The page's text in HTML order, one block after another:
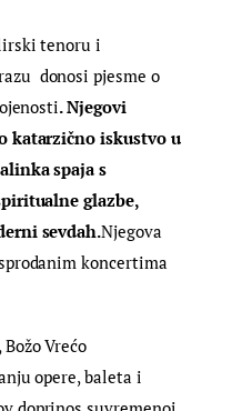
tenoru i
donosi pjesme o
. Njegovi
katarzično iskustvo u
spaja s
glazbe,
sevdah.Njegova
koncertima
Vrećo
opere, baleta i